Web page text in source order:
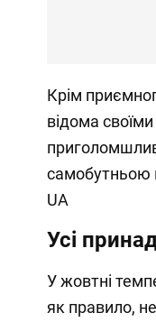
Крім
відома
самобутньою
UA
Усі
У жовтні
як правило,